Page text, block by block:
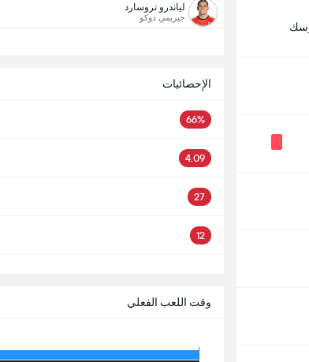
لياندرو تروسارد
جيريمي دوكو
الإحصائيات
66%
4.09
27
12
وقت اللعب الفعلي